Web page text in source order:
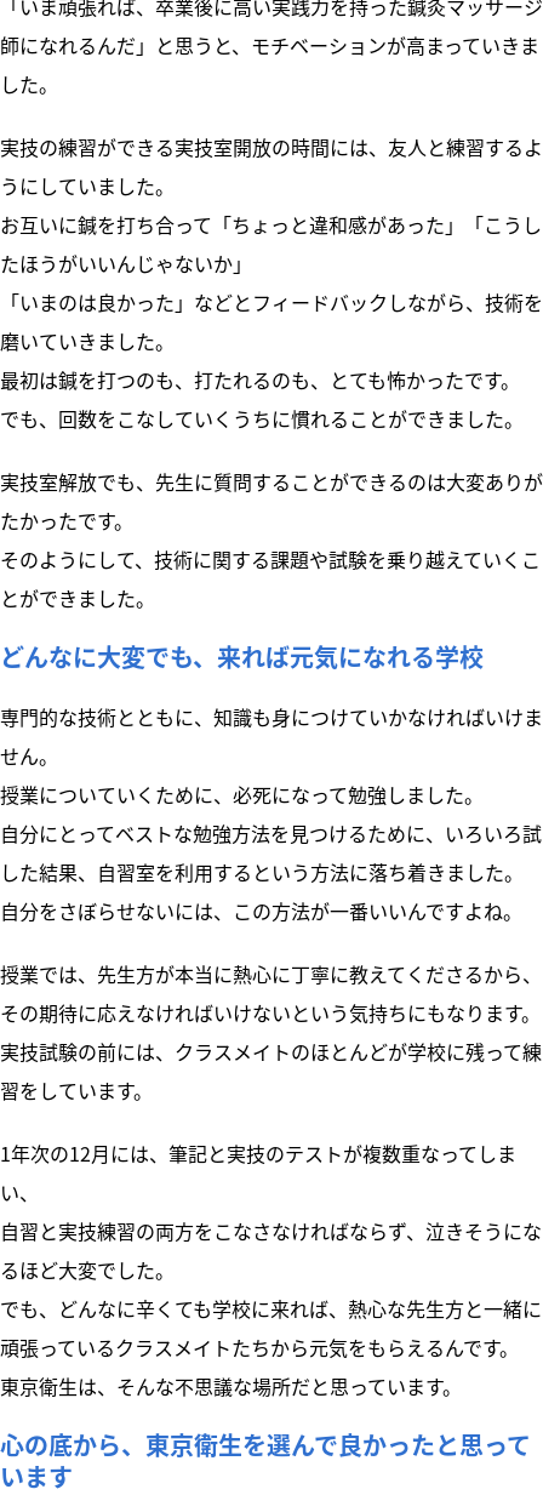
「いま頑張れば、卒業後に高い実践力を持った鍼灸マッサージ
師になれるんだ」と思うと、モチベーションが高まっていきま
した。
実技の練習ができる実技室開放の時間には、友人と練習するよ
うにしていました。
お互いに鍼を打ち合って「ちょっと違和感があった」「こうし
たほうがいいんじゃないか」
「いまのは良かった」などとフィードバックしながら、技術を
磨いていきました。
最初は鍼を打つのも、打たれるのも、とても怖かったです。
でも、回数をこなしていくうちに慣れることができました。
実技室解放でも、先生に質問することができるのは大変ありが
たかったです。
そのようにして、技術に関する課題や試験を乗り越えていくこ
とができました。
どんなに大変でも、来れば元気になれる学校
専門的な技術とともに、知識も身につけていかなければいけま
せん。
授業についていくために、必死になって勉強しました。
自分にとってベストな勉強方法を見つけるために、いろいろ試
した結果、自習室を利用するという方法に落ち着きました。
自分をさぼらせないには、この方法が一番いいんですよね。
授業では、先生方が本当に熱心に丁寧に教えてくださるから、
その期待に応えなければいけないという気持ちにもなります。
実技試験の前には、クラスメイトのほとんどが学校に残って練
習をしています。
1年次の12月には、筆記と実技のテストが複数重なってしま
い、
自習と実技練習の両方をこなさなければならず、泣きそうにな
るほど大変でした。
でも、どんなに辛くても学校に来れば、熱心な先生方と一緒に
頑張っているクラスメイトたちから元気をもらえるんです。
東京衛生は、そんな不思議な場所だと思っています。
心の底から、東京衛生を選んで良かったと思って
います